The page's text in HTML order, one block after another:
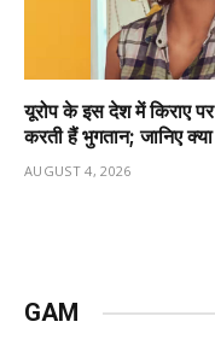
यूरोप के इस देश में किराए
करती हैं भुगतान; जानिए
AUGUST 4, 2026
GAM